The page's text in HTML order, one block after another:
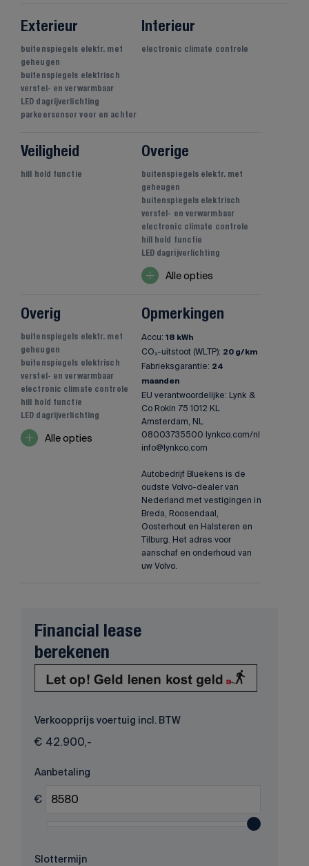
Exterieur
buitenspiegels elektr. met
geheugen
buitenspiegels elektrisch
verstel- en verwarmbaar
LED dagrijverlichting
parkeersensor voor en achter
Interieur
electronic climate controle
Veiligheid
hill hold functie
Overige
buitenspiegels elektr. met
geheugen
buitenspiegels elektrisch
verstel- en verwarmbaar
electronic climate controle
hill hold functie
LED dagrijverlichting
Alle opties
Overig
buitenspiegels elektr. met
geheugen
buitenspiegels elektrisch
verstel- en verwarmbaar
electronic climate controle
hill hold functie
LED dagrijverlichting
Alle opties
Opmerkingen
Accu: 18 kWh
CO₂-uitstoot (WLTP): 20 g/km
Fabrieksgarantie: 24
maanden
EU verantwoordelijke: Lynk &
Co Rokin 75 1012 KL
Amsterdam, NL
08003735500 lynkco.com/nl
info@lynkco.com
Autobedrijf Bluekens is de
oudste Volvo-dealer van
Nederland met vestigingen in
Breda, Roosendaal,
Oosterhout en Halsteren en
Tilburg. Het adres voor
aanschaf en onderhoud van
uw Volvo.
Financial lease
berekenen
Verkoopprijs voertuig incl. BTW
€ 42.900,-
Aanbetaling
€
Slottermijn